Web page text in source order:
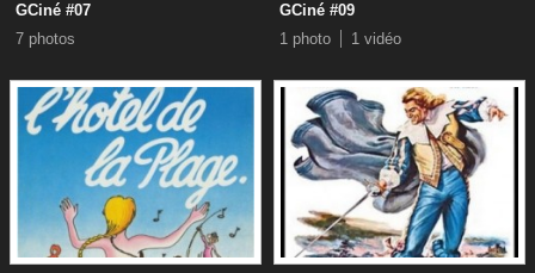
GCiné #07
7 photos
GCiné #09
1 photo
1 vidéo